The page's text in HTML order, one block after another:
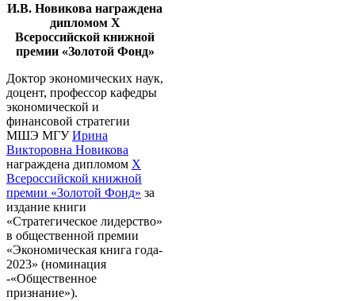
И.В. Новикова награждена
дипломом X
Всероссийской книжной
премии «Золотой Фонд»
Доктор экономических наук,
доцент, профессор кафедры
экономической и
финансовой стратегии
МШЭ МГУИрина
Викторовна Новикова
награждена дипломом X
Всероссийской книжной
премии «Золотой Фонд» за
издание книги
«Стратегическое лидерство»
в общественной премии
«Экономическая книга года-
2023» (номинация
-«Общественное
признание»).